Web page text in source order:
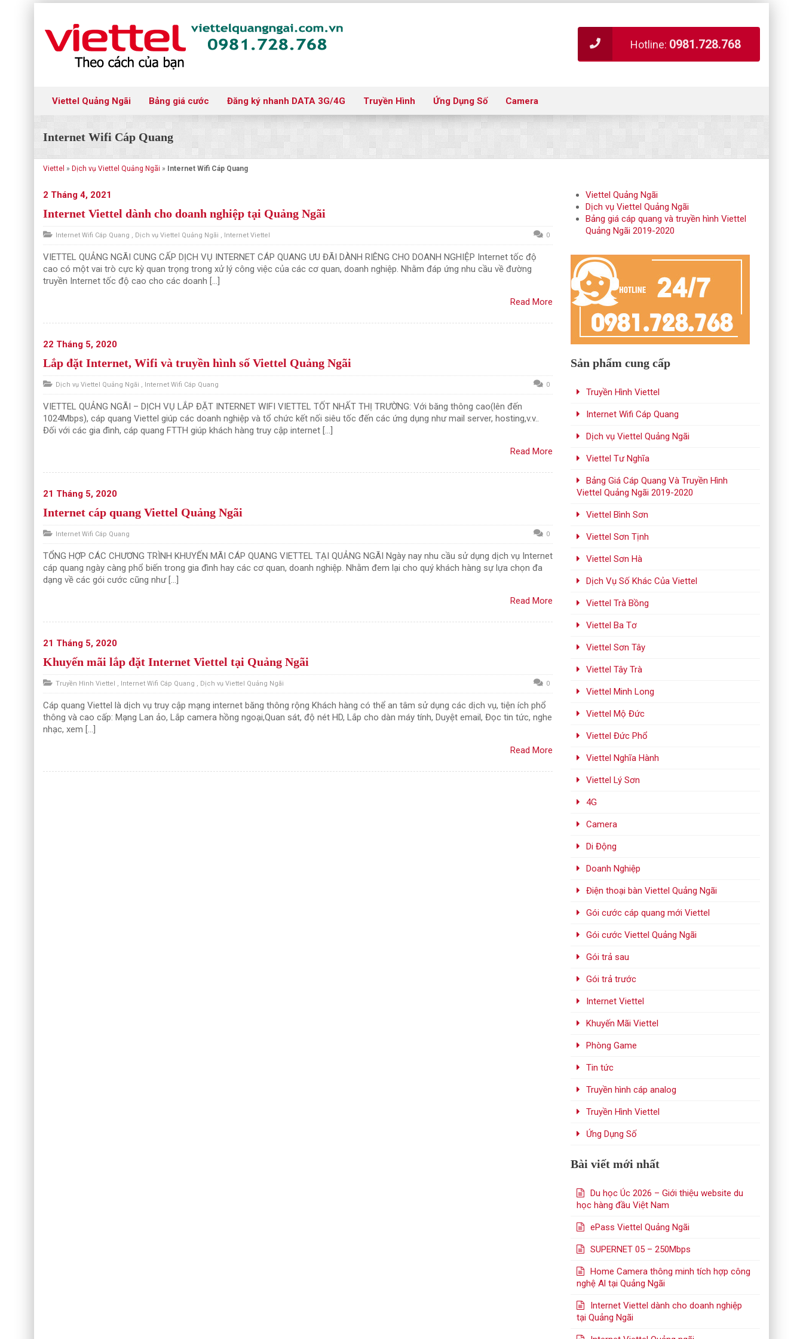
Hotline: 0981.728.768
Viettel Quảng Ngãi Bảng giá cước Đăng ký nhanh DATA 3G/4G Truyền Hình Ứng Dụng Số Camera
Internet Wifi Cáp Quang
Viettel » Dịch vụ Viettel Quảng Ngãi » Internet Wifi Cáp Quang
2 Tháng 4, 2021
Internet Viettel dành cho doanh nghiệp tại Quảng Ngãi
Internet Wifi Cáp Quang , Dịch vụ Viettel Quảng Ngãi , Internet Viettel 0
VIETTEL QUẢNG NGÃI CUNG CẤP DỊCH VỤ INTERNET CÁP QUANG ƯU ĐÃI DÀNH RIÊNG CHO DOANH NGHIỆP Internet tốc độ
cao có một vai trò cực kỳ quan trọng trong xử lý công việc của các cơ quan, doanh nghiệp. Nhằm đáp ứng nhu cầu về đường
truyền Internet tốc độ cao cho các doanh […]
Read More
22 Tháng 5, 2020
Lắp đặt Internet, Wifi và truyền hình số Viettel Quảng Ngãi
Dịch vụ Viettel Quảng Ngãi , Internet Wifi Cáp Quang 0
VIETTEL QUẢNG NGÃI – DỊCH VỤ LẮP ĐẶT INTERNET WIFI VIETTEL TỐT NHẤT THỊ TRƯỜNG: Với băng thông cao(lên đến
1024Mbps), cáp quang Viettel giúp các doanh nghiệp và tổ chức kết nối siêu tốc đến các ứng dụng như mail server, hosting,v.v..
Đối với các gia đình, cáp quang FTTH giúp khách hàng truy cập internet […]
Read More
21 Tháng 5, 2020
Internet cáp quang Viettel Quảng Ngãi
Internet Wifi Cáp Quang 0
TỔNG HỢP CÁC CHƯƠNG TRÌNH KHUYẾN MÃI CÁP QUANG VIETTEL TẠI QUẢNG NGÃI Ngày nay nhu cầu sử dụng dịch vụ Internet
cáp quang ngày càng phổ biến trong gia đình hay các cơ quan, doanh nghiệp. Nhằm đem lại cho quý khách hàng sự lựa chọn đa
dạng về các gói cước cũng như […]
Read More
21 Tháng 5, 2020
Khuyến mãi lắp đặt Internet Viettel tại Quảng Ngãi
Truyền Hình Viettel , Internet Wifi Cáp Quang , Dịch vụ Viettel Quảng Ngãi 0
Cáp quang Viettel là dịch vụ truy cập mạng internet băng thông rộng Khách hàng có thể an tâm sử dụng các dịch vụ, tiện ích phổ
thông và cao cấp: Mạng Lan ảo, Lắp camera hồng ngoại,Quan sát, độ nét HD, Lắp cho dàn máy tính, Duyệt email, Đọc tin tức, nghe
nhạc, xem […]
Read More
Viettel Quảng Ngãi
Dịch vụ Viettel Quảng Ngãi
Bảng giá cáp quang và truyền hình Viettel
Quảng Ngãi 2019-2020
Sản phẩm cung cấp
Truyền Hình Viettel
Internet Wifi Cáp Quang
Dịch vụ Viettel Quảng Ngãi
Viettel Tư Nghĩa
Bảng Giá Cáp Quang Và Truyền Hình
Viettel Quảng Ngãi 2019-2020
Viettel Bình Sơn
Viettel Sơn Tịnh
Viettel Sơn Hà
Dịch Vụ Số Khác Của Viettel
Viettel Trà Bồng
Viettel Ba Tơ
Viettel Sơn Tây
Viettel Tây Trà
Viettel Minh Long
Viettel Mộ Đức
Viettel Đức Phổ
Viettel Nghĩa Hành
Viettel Lý Sơn
4G
Camera
Di Động
Doanh Nghiệp
Điện thoại bàn Viettel Quảng Ngãi
Gói cước cáp quang mới Viettel
Gói cước Viettel Quảng Ngãi
Gói trả sau
Gói trả trước
Internet Viettel
Khuyến Mãi Viettel
Phòng Game
Tin tức
Truyền hình cáp analog
Truyền Hình Viettel
Ứng Dụng Số
Bài viết mới nhất
Du học Úc 2026 – Giới thiệu website du
học hàng đầu Việt Nam
ePass Viettel Quảng Ngãi
SUPERNET 05 – 250Mbps
Home Camera thông minh tích hợp công
nghệ Al tại Quảng Ngãi
Internet Viettel dành cho doanh nghiệp
tại Quảng Ngãi